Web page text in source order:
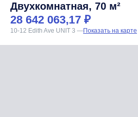
Двухкомнатная, 70 м²
28 642 063,17 ₽
10-12 Edith Ave UNIT 3 —Показать на карте